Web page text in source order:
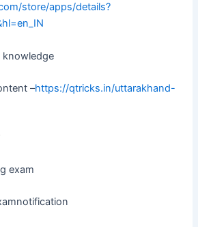
store/apps/details?
knowledge
–https://qtricks.in/uttarakhand-
exam